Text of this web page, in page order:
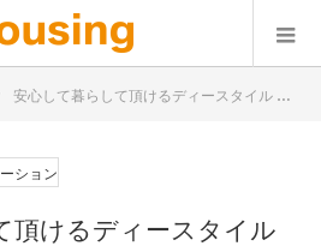
安心して暮らして頂けるディースタイル ハウジングの保証
ション
頂けるディースタイル